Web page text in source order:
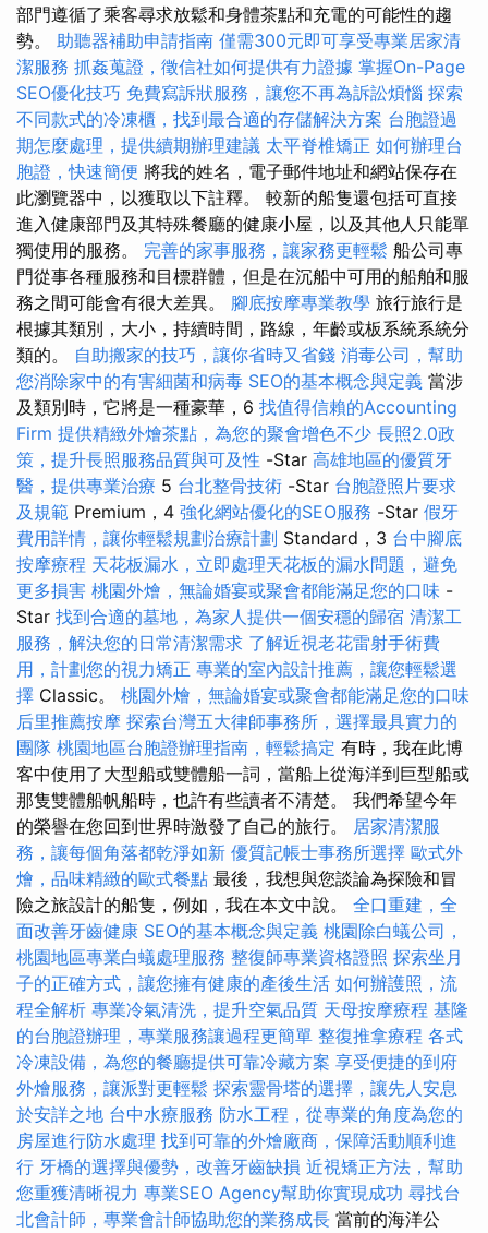
部門遵循了乘客尋求放鬆和身體茶點和充電的可能性的趨
勢。 助聽器補助申請指南 僅需300元即可享受專業居家清
潔服務 抓姦蒐證，徵信社如何提供有力證據 掌握On-Page
SEO優化技巧 免費寫訴狀服務，讓您不再為訴訟煩惱 探索
不同款式的冷凍櫃，找到最合適的存儲解決方案 台胞證過
期怎麼處理，提供續期辦理建議 太平脊椎矯正 如何辦理台
胞證，快速簡便 將我的姓名，電子郵件地址和網站保存在
此瀏覽器中，以獲取以下註釋。 較新的船隻還包括可直接
進入健康部門及其特殊餐廳的健康小屋，以及其他人只能單
獨使用的服務。 完善的家事服務，讓家務更輕鬆 船公司專
門從事各種服務和目標群體，但是在沉船中可用的船舶和服
務之間可能會有很大差異。 腳底按摩專業教學 旅行旅行是
根據其類別，大小，持續時間，路線，年齡或板系統系統分
類的。 自助搬家的技巧，讓你省時又省錢 消毒公司，幫助
您消除家中的有害細菌和病毒 SEO的基本概念與定義 當涉
及類別時，它將是一種豪華，6 找值得信賴的Accounting
Firm 提供精緻外燴茶點，為您的聚會增色不少 長照2.0政
策，提升長照服務品質與可及性 -Star 高雄地區的優質牙
醫，提供專業治療 5 台北整骨技術 -Star 台胞證照片要求
及規範 Premium，4 強化網站優化的SEO服務 -Star 假牙
費用詳情，讓你輕鬆規劃治療計劃 Standard，3 台中腳底
按摩療程 天花板漏水，立即處理天花板的漏水問題，避免
更多損害 桃園外燴，無論婚宴或聚會都能滿足您的口味 -
Star 找到合適的墓地，為家人提供一個安穩的歸宿 清潔工
服務，解決您的日常清潔需求 了解近視老花雷射手術費
用，計劃您的視力矯正 專業的室內設計推薦，讓您輕鬆選
擇 Classic。 桃園外燴，無論婚宴或聚會都能滿足您的口味
后里推薦按摩 探索台灣五大律師事務所，選擇最具實力的
團隊 桃園地區台胞證辦理指南，輕鬆搞定 有時，我在此博
客中使用了大型船或雙體船一詞，當船上從海洋到巨型船或
那隻雙體船帆船時，也許有些讀者不清楚。 我們希望今年
的榮譽在您回到世界時激發了自己的旅行。 居家清潔服
務，讓每個角落都乾淨如新 優質記帳士事務所選擇 歐式外
燴，品味精緻的歐式餐點 最後，我想與您談論為探險和冒
險之旅設計的船隻，例如，我在本文中說。 全口重建，全
面改善牙齒健康 SEO的基本概念與定義 桃園除白蟻公司，
桃園地區專業白蟻處理服務 整復師專業資格證照 探索坐月
子的正確方式，讓您擁有健康的產後生活 如何辦護照，流
程全解析 專業冷氣清洗，提升空氣品質 天母按摩療程 基隆
的台胞證辦理，專業服務讓過程更簡單 整復推拿療程 各式
冷凍設備，為您的餐廳提供可靠冷藏方案 享受便捷的到府
外燴服務，讓派對更輕鬆 探索靈骨塔的選擇，讓先人安息
於安詳之地 台中水療服務 防水工程，從專業的角度為您的
房屋進行防水處理 找到可靠的外燴廠商，保障活動順利進
行 牙橋的選擇與優勢，改善牙齒缺損 近視矯正方法，幫助
您重獲清晰視力 專業SEO Agency幫助你實現成功 尋找台
北會計師，專業會計師協助您的業務成長 當前的海洋公